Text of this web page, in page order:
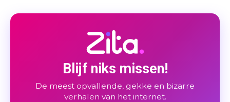
Blijf niks missen!
De meest opvallende, gekke en bizarre
verhalen van het internet.